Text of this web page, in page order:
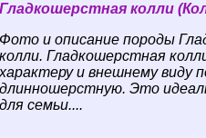
Гладкошерстная колли
Фото и описание породы
колли. Гладкошерстная
хаpaктеру и внешнему виду
длинношерстную. Это
для семьи....